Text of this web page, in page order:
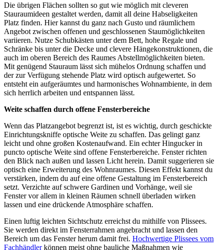
Die übrigen Flächen sollten so gut wie möglich mit cleveren
Stauraumideen gestaltet werden, damit all deine Habseligkeiten
Platz finden. Hier kannst du ganz nach Gusto und räumlichem
Angebot zwischen offenen und geschlossenen Staumöglichkeiten
variieren. Nutze Schubkästen unter dem Bett, hohe Regale und
Schränke bis unter die Decke und clevere Hängekonstruktionen, die
auch im oberen Bereich des Raumes Abstellmöglichkeiten bieten.
Mit genügend Stauraum lässt sich mühelos Ordnung schaffen und
der zur Verfügung stehende Platz wird optisch aufgewertet. So
entsteht ein aufgeräumtes und harmonisches Wohnambiente, in dem
sich herrlich arbeiten und entspannen lässt.
Weite schaffen durch offene Fensterbereiche
Wenn das Platzangebot begrenzt ist, ist es wichtig, durch geschickte
Einrichtungskniffe optische Weite zu schaffen. Das gelingt ganz
leicht und ohne großen Kostenaufwand. Ein echter Hingucker in
puncto optische Weite sind offene Fensterbereiche. Fenster richten
den Blick nach außen und lassen Licht herein. Damit suggerieren sie
optisch eine Erweiterung des Wohnraumes. Diesen Effekt kannst du
verstärken, indem du auf eine offene Gestaltung im Fensterbereich
setzt. Verzichte auf schwere Gardinen und Vorhänge, weil sie
Fenster vor allem in kleinen Räumen schnell überladen wirken
lassen und eine drückende Atmosphäre schaffen.
Einen luftig leichten Sichtschutz erreichst du mithilfe von Plissees.
Sie werden direkt im Fensterrahmen angebracht und lassen den
Bereich um das Fenster herum damit frei. Hochwertige Plissees vom
Fachhändlerkönnen meist ohne bauliche Maßnahmen wie